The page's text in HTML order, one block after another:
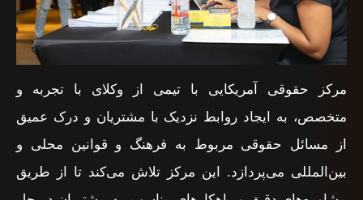
مرکز حقوقی آمریکایی با تیمی از وکلای با تجربه و
متخصص، به ایجاد روابط نزدیک با مشتریان و درک عمیق
از مسائل حقوقی مربوط به فرهنگ و قوانین محلی و
بین‌المللی می‌پردازد. این مرکز تلاش می‌کند تا از طریق